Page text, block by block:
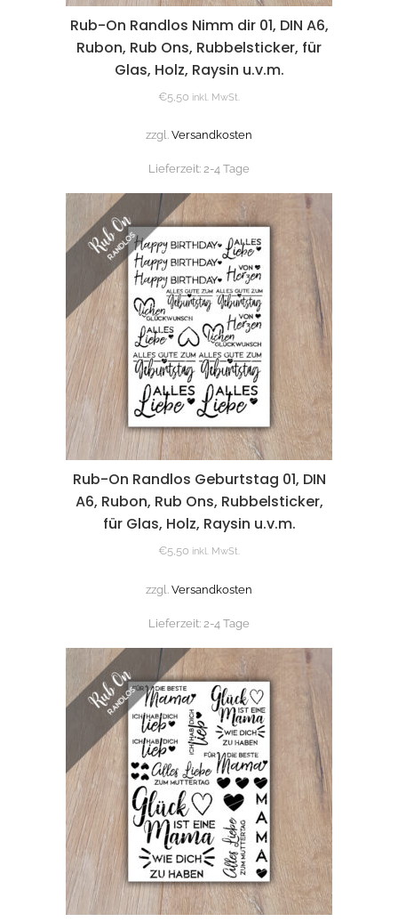
Rub-On Randlos Nimm dir 01, DIN A6,
Rubon, Rub Ons, Rubbelsticker, für
Glas, Holz, Raysin u.v.m.
€5,50 inkl. MwSt.
zzgl. Versandkosten
Lieferzeit: 2-4 Tage
Rub-On Randlos Geburtstag 01, DIN
A6, Rubon, Rub Ons, Rubbelsticker,
für Glas, Holz, Raysin u.v.m.
€5,50 inkl. MwSt.
zzgl. Versandkosten
Lieferzeit: 2-4 Tage